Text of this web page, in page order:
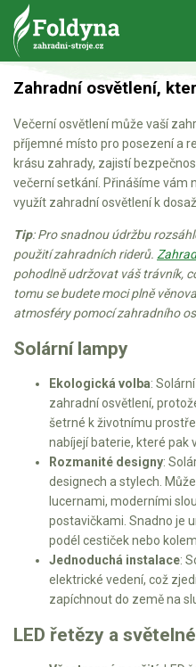
Zahradní traktory
Zahradní traktory
Zahradní ridery
Aku traktory
Sekačky
Benzínové sekačky
Akumulátorové sekačky
Bubnové sekačky
Mulčovače
Křovinořezy a
Benzínové křovinořezy a
Aku křovinořezy a vyžínače
Motorové pily
Benzínové pily
Zahradní osvětlení,
Večerní osvětlení může vaší
příjemné místo pro posezení a
krásu zahrady, zajistí
večerní setkání. Přinášíme vám
využít zahradní osvětlení k
Tip: Pro snadnou údržbu
použití zahradních riderů.
pohodlně udržovat váš trávník,
tomu se budete moci plně
atmosféry pomocí zahradního
Solární lampy
Ekologická volba:
zahradní osvětlení,
šetrné k životnímu
nabíjejí baterie, které pak
Rozmanité designy:
designech a stylech.
lucernami, moderními
postavičkami. Snadno je
podél cestiček nebo
Jednoduchá instalace:
elektrické vedení, což
zapíchnout do země na
LED řetězy a